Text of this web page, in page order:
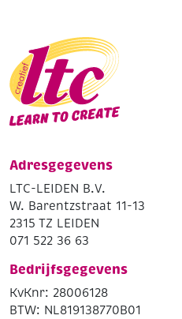
Adresgegevens
LTC-LEIDEN B.V.
W. Barentzstraat 11-13
2315 TZ LEIDEN
071 522 36 63
Bedrijfsgegevens
KvKnr: 28006128
BTW: NL819138770B01